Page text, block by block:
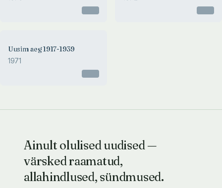
Uusim aeg 1917-1939
1971
Ainult olulised uudised —
värsked raamatud,
allahindlused, sündmused.